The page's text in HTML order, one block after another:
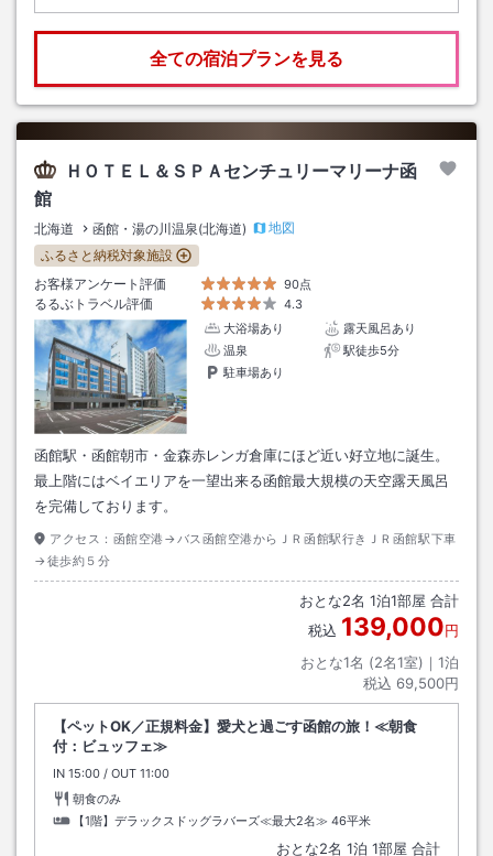
全ての宿泊プランを見る
ＨＯＴＥＬ＆ＳＰＡセンチュリーマリーナ函
館
北海道 函館・湯の川温泉(北海道)
地図
ふるさと納税対象施設
お客様アンケート評価
90点
るるぶトラベル評価
4.3
大浴場あり
露天風呂あり
温泉
駅徒歩5分
駐車場あり
函館駅・函館朝市・金森赤レンガ倉庫にほど近い好立地に誕生。
最上階にはベイエリアを一望出来る函館最大規模の天空露天風呂
を完備しております。
アクセス： 函館空港→バス函館空港からＪＲ函館駅行きＪＲ函館駅下車
→徒歩約５分
おとな2名 1泊1部屋 合計
税込 139,000円
おとな1名 (2名1室)｜ 1泊
税込 69,500円
【ペットOK／正規料金】愛犬と過ごす函館の旅！≪朝食
付：ビュッフェ≫
IN チェックイン
15:00 / OUT チェックアウト
11:00
朝食のみ
【1階】デラックスドッグラバーズ≪最大2名≫ 46平米
おとな2名 1泊 1部屋 合計